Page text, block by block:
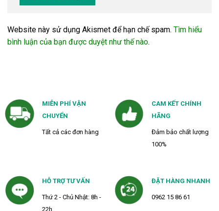
Website này sử dụng Akismet để hạn chế spam. Tìm hiểu
bình luận của bạn được duyệt như thế nào.
MIỄN PHÍ VẬN
CHUYỂN
Tất cả các đơn hàng
CAM KẾT CHÍNH
HÃNG
Đảm bảo chất lượng
100%
HỖ TRỢ TƯ VẤN
Thứ 2 - Chủ Nhật: 8h -
22h
ĐẶT HÀNG NHANH
0962 15 86 61